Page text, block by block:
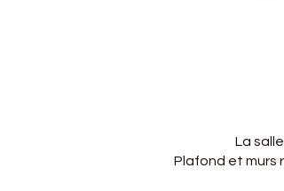
La
Plafond et murs